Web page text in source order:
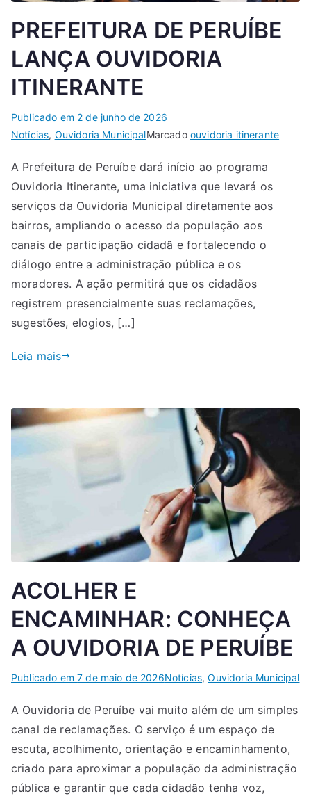
PREFEITURA DE PERUÍBE
LANÇA OUVIDORIA
ITINERANTE
Publicado em 2 de junho de 2026
Notícias, Ouvidoria MunicipalMarcado ouvidoria itinerante
A Prefeitura de Peruíbe dará início ao programa
Ouvidoria Itinerante, uma iniciativa que levará os
serviços da Ouvidoria Municipal diretamente aos
bairros, ampliando o acesso da população aos
canais de participação cidadã e fortalecendo o
diálogo entre a administração pública e os
moradores. A ação permitirá que os cidadãos
registrem presencialmente suas reclamações,
sugestões, elogios, […]
Leia mais
ACOLHER E
ENCAMINHAR: CONHEÇA
A OUVIDORIA DE PERUÍBE
Publicado em7 de maio de 2026Notícias,Ouvidoria Municipal
A Ouvidoria de Peruíbe vai muito além de um simples
canal de reclamações. O serviço é um espaço de
escuta, acolhimento, orientação e encaminhamento,
criado para aproximar a população da administração
pública e garantir que cada cidadão tenha voz,